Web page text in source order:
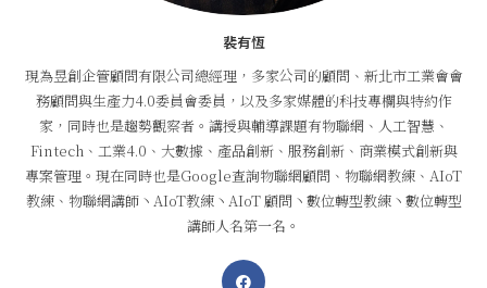
裴有恆
現為昱創企管顧問有限公司總經理，多家公司的顧問、新北市工業會會
務顧問與生產力4.0委員會委員，以及多家媒體的科技專欄與特約作
家，同時也是趨勢觀察者。講授與輔導課題有物聯網、人工智慧、
Fintech、工業4.0、大數據、產品創新、服務創新、商業模式創新與
專案管理。現在同時也是Google查詢物聯網顧問、物聯網教練、AIoT
教練、物聯網講師丶AIoT教練丶AIoT 顧問丶數位轉型教練丶數位轉型
講師人名第一名。